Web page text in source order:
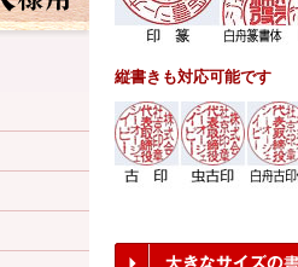
縦書きも対応可能です